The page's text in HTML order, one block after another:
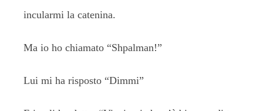
incularmi la catenina.
Ma io ho chiamato “Shpalman!”
Lui mi ha risposto “Dimmi”